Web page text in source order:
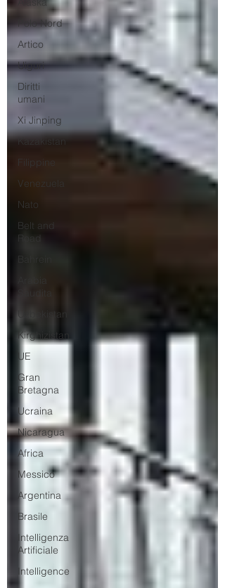
Polo Nord
Artico
Uiguri
Diritti
umani
Xi Jinping
Kazakistan
Filippine
Venezuela
Nato
Belt and
Road
Uzbekistan
Kirghizistan
UE
Gran
Bretagna
Ucraina
Nicaragua
Africa
Messico
Argentina
Brasile
Intelligenza
Artificiale
Intelligence